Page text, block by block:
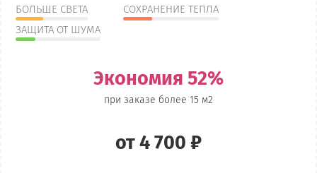
БОЛЬШЕ СВЕТА
СОХРАНЕНИЕ ТЕПЛА
ЗАЩИТА ОТ ШУМА
Экономия 52%
при заказе более 15 м2
от 4 700 ₽